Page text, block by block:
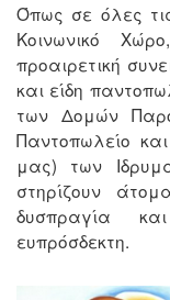
Όπως σε όλες
Κοινωνικό
προαιρετική
και είδη
των Δομών
Παντοπωλείο
μας) των
στηρίζουν
δυσπραγία
ευπρόσδεκτη.